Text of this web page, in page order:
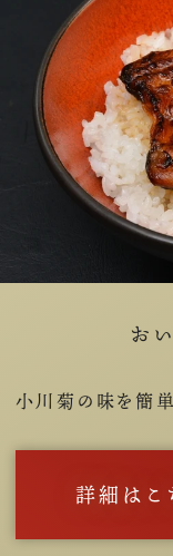
お
小川菊の味を簡
詳細はこ